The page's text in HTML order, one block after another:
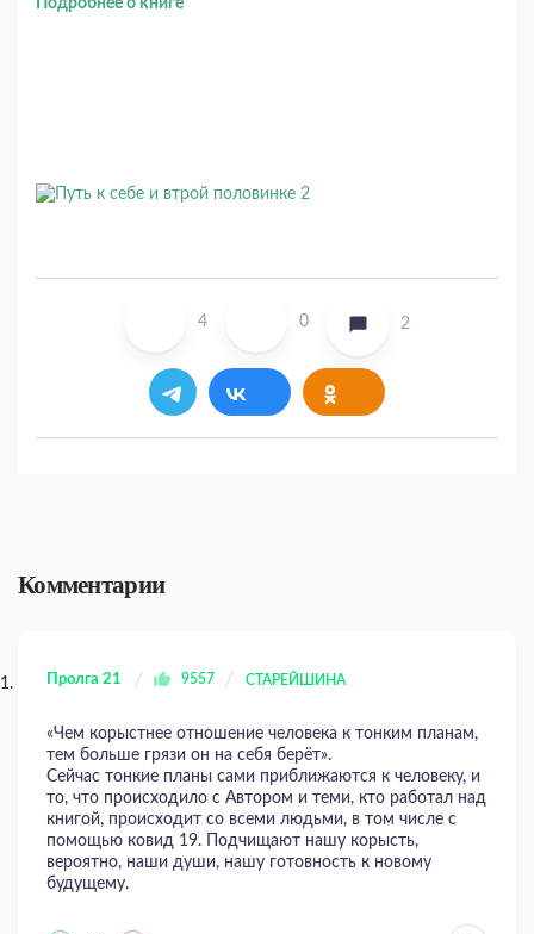
Подробнее о книге
4 0 2
Комментарии
Пролга 21 9557 СТАРЕЙШИНА
«Чем корыстнее отношение человека к тонким планам,
тем больше грязи он на себя берёт».
Сейчас тонкие планы сами приближаются к человеку, и
то, что происходило с Автором и теми, кто работал над
книгой, происходит со всеми людьми, в том числе с
помощью ковид 19. Подчищают нашу корысть,
вероятно, наши души, нашу готовность к новому
будущему.